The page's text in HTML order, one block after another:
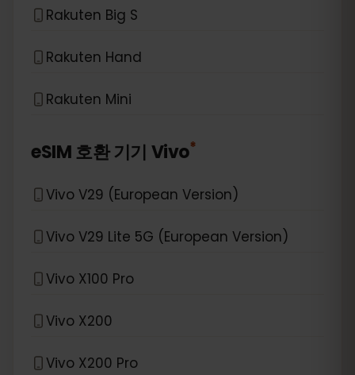
Rakuten Big S
Rakuten Hand
Rakuten Mini
eSIM 호환 기기 Vivo*
Vivo V29 (European Version)
Vivo V29 Lite 5G (European Version)
Vivo X100 Pro
Vivo X200
Vivo X200 Pro